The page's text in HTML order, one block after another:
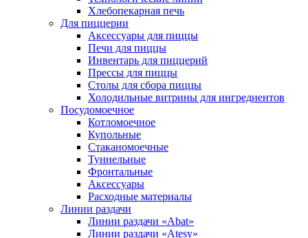
Хлебопекарная печь
Для пиццерии
Аксессуары для пиццы
Печи для пиццы
Инвентарь для пиццерий
Прессы для пиццы
Столы для сбора пиццы
Холодильные витрины для ингредиентов
Посудомоечное
Котломоечное
Купольные
Стаканомоечные
Туннельные
Фронтальные
Аксессуары
Расходные материалы
Линии раздачи
Линии раздачи «Abat»
Линии раздачи «Atesy»